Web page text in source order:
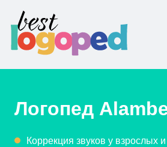
Логопед
Коррекция звуков у взрослых